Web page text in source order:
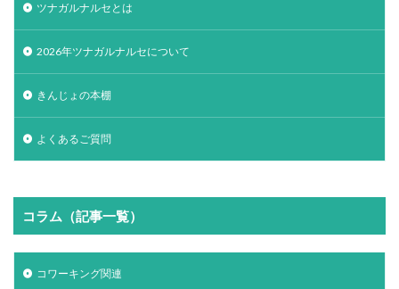
ツナガルナルセとは
2026年ツナガルナルセについて
きんじょの本棚
よくあるご質問
コラム（記事一覧）
コワーキング関連